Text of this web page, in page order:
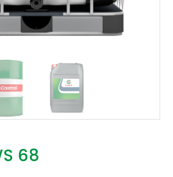
68